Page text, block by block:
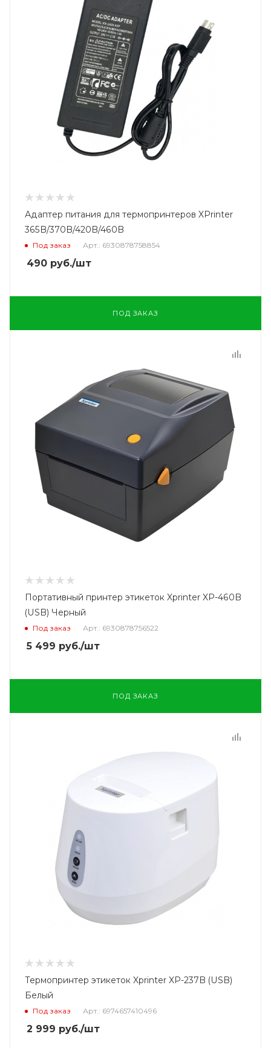
Адаптер питания для термопринтеров XPrinter
365B/370B/420B/460B
Под заказ Арт.: 6930878758854
490 руб./шт
ПОД ЗАКАЗ
Портативный принтер этикеток Xprinter XP-460B
(USB) Черный
Под заказ Арт.: 6930878756522
5 499 руб./шт
ПОД ЗАКАЗ
Термопринтер этикеток Xprinter XP-237B (USB)
Белый
Под заказ Арт.: 6974657410496
2 999 руб./шт